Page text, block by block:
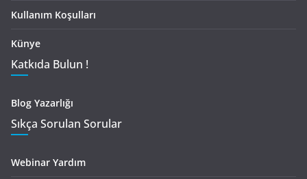
Kullanım Koşulları
Künye
Katkıda Bulun !
Blog Yazarlığı
Sıkça Sorulan Sorular
Webinar Yardım